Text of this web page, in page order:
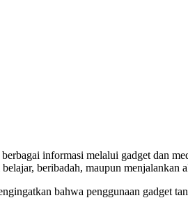
informasi melalui gadget dan
beribadah, maupun menjalankan
bahwa penggunaan gadget